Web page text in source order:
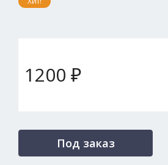
1200 ₽
Под заказ